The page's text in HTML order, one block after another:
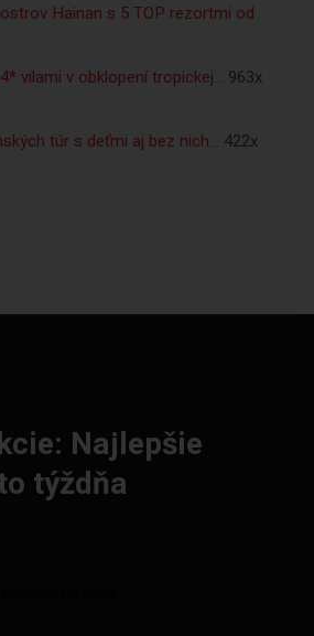
Hainan s 5 TOP rezortmi od
vilami v obklopení tropickej… 963x
túr s deťmi aj bez nich… 422x
Najlepšie
týždňa